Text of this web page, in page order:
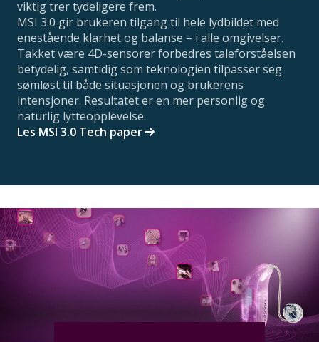
viktig trer tydeligere frem.
MSI 3.0 gir brukeren tilgang til hele lydbildet med
enestående klarhet og balanse – i alle omgivelser.
Takket være 4D-sensorer forbedres taleforståelsen
betydelig, samtidig som teknologien tilpasser seg
sømløst til både situasjonen og brukerens
intensjoner. Resultatet er en mer personlig og
naturlig lytteopplevelse.
Les MSI 3.0 Tech paper